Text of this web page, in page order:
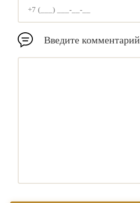
Введите комментарий